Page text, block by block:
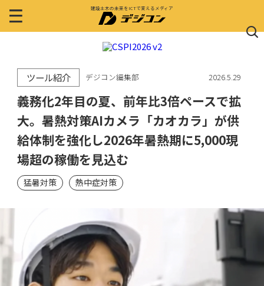
建設土木の未来をICTで変えるメディア
ツール紹介 デジコン編集部 2026.5.29
義務化2年目の夏、前年比3倍ペースで拡
大。暑熱対策AIカメラ「カオカラ」が供
給体制を強化し2026年暑熱期に5,000現
場超の稼働を見込む
猛暑対策 熱中症対策